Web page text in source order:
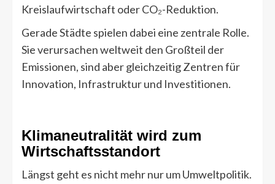
Kreislaufwirtschaft oder CO₂-Reduktion.
Gerade Städte spielen dabei eine zentrale Rolle.
Sie verursachen weltweit den Großteil der
Emissionen, sind aber gleichzeitig Zentren für
Innovation, Infrastruktur und Investitionen.
Klimaneutralität wird zum
Wirtschaftsstandort
Längst geht es nicht mehr nur um Umweltpolitik.